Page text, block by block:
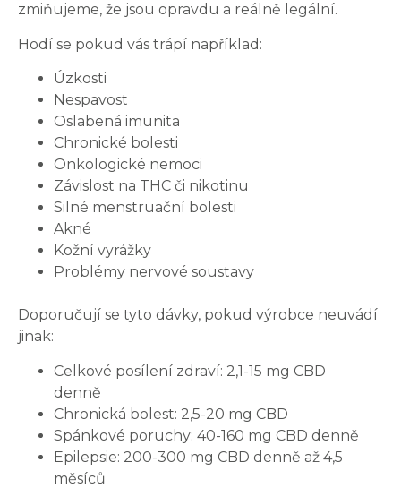
zmiňujeme, že jsou opravdu a reálně legální.
Hodí se pokud vás trápí například:
Úzkosti
Nespavost
Oslabená imunita
Chronické bolesti
Onkologické nemoci
Závislost na THC či nikotinu
Silné menstruační bolesti
Akné
Kožní vyrážky
Problémy nervové soustavy
Doporučují se tyto dávky, pokud výrobce neuvádí
jinak:
Celkové posílení zdraví: 2,1-15 mg CBD
denně
Chronická bolest: 2,5-20 mg CBD
Spánkové poruchy: 40-160 mg CBD denně
Epilepsie: 200-300 mg CBD denně až 4,5
měsíců